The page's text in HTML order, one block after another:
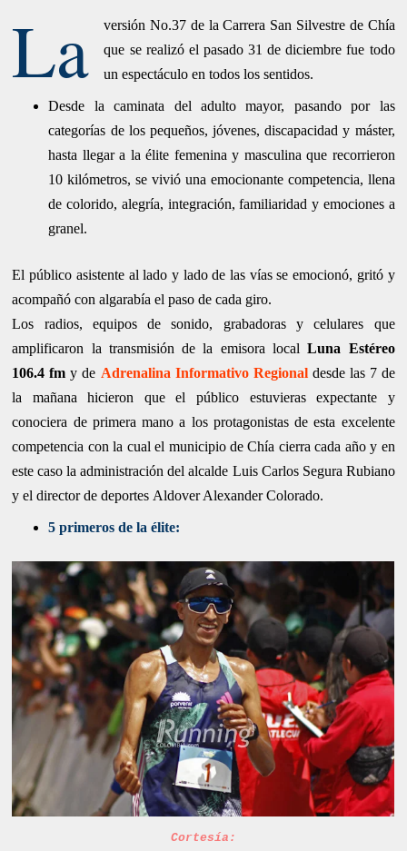
La
versión No.37 de la Carrera San Silvestre de Chía
que se realizó el pasado 31 de diciembre fue todo
un espectáculo en todos los sentidos.
Desde la caminata del adulto mayor, pasando por las
categorías de los pequeños, jóvenes, discapacidad y máster,
hasta llegar a la élite femenina y masculina que recorrieron
10 kilómetros, se vivió una emocionante competencia, llena
de colorido, alegría, integración, familiaridad y emociones a
granel.
El público asistente al lado y lado de las vías se emocionó, gritó y
acompañó con algarabía el paso de cada giro.
Los radios, equipos de sonido, grabadoras y celulares que
amplificaron la transmisión de la emisora localLuna Estéreo
106.4 fm y de Adrenalina Informativo Regionaldesde las 7 de
la mañana hicieron que el público estuvieras expectante y
conociera de primera mano a los protagonistas de esta excelente
competencia con la cual el municipio de Chía cierra cada año y en
este caso la administración del alcalde Luis Carlos Segura Rubiano
y el director de deportes Aldover Alexander Colorado.
5 primeros de la élite:
Cortesía: